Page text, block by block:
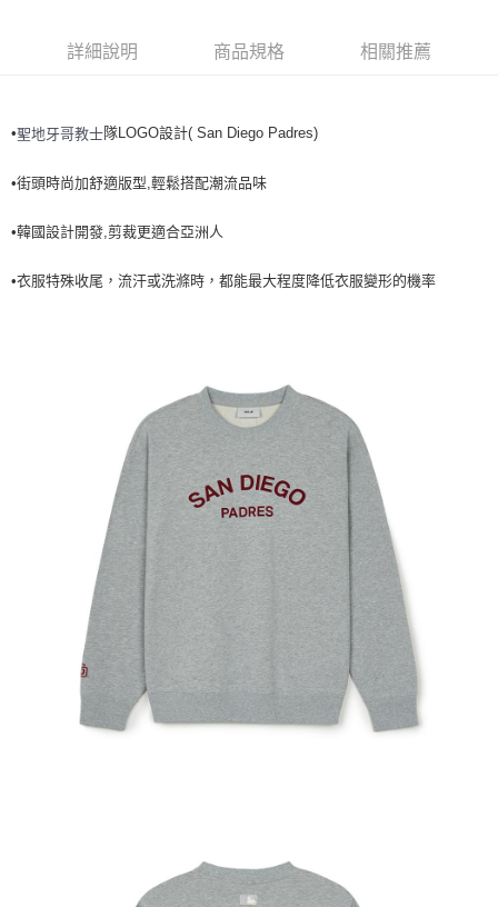
全家取貨付款<未取貨列黑名單/不支援離島取退>
全家取貨<不支援離島取退>
每筆NT$60，滿NT$499(含以上)免運費
7-11取貨<不支援離島取退>
詳細說明 商品規格 相關推薦
•聖地牙哥教士隊LOGO設計( San Diego Padres)
•街頭時尚加舒適版型,輕鬆搭配潮流品味
•韓國設計開發,剪裁更適合亞洲人
•衣服特殊收尾，流汗或洗滌時，都能最大程度降低衣服變形的機率